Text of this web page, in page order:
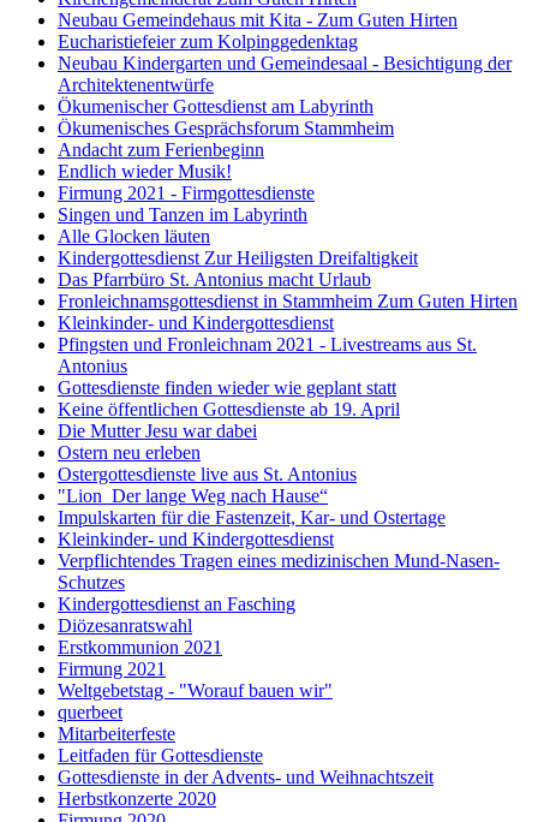
Neubau Gemeindehaus mit Kita - Zum Guten Hirten
Eucharistiefeier zum Kolpinggedenktag
Neubau Kindergarten und Gemeindesaal - Besichtigung der
Architektenentwürfe
Ökumenischer Gottesdienst am Labyrinth
Ökumenisches Gesprächsforum Stammheim
Andacht zum Ferienbeginn
Endlich wieder Musik!
Firmung 2021 - Firmgottesdienste
Singen und Tanzen im Labyrinth
Alle Glocken läuten
Kindergottesdienst Zur Heiligsten Dreifaltigkeit
Das Pfarrbüro St. Antonius macht Urlaub
Fronleichnamsgottesdienst in Stammheim Zum Guten Hirten
Kleinkinder- und Kindergottesdienst
Pfingsten und Fronleichnam 2021 - Livestreams aus St.
Antonius
Gottesdienste finden wieder wie geplant statt
Keine öffentlichen Gottesdienste ab 19. April
Die Mutter Jesu war dabei
Ostern neu erleben
Ostergottesdienste live aus St. Antonius
"Lion ­ Der lange Weg nach Hause“
Impulskarten für die Fastenzeit, Kar- und Ostertage
Kleinkinder- und Kindergottesdienst
Verpflichtendes Tragen eines medizinischen Mund-Nasen-
Schutzes
Kindergottesdienst an Fasching
Diözesanratswahl
Erstkommunion 2021
Firmung 2021
Weltgebetstag - "Worauf bauen wir"
querbeet
Mitarbeiterfeste
Leitfaden für Gottesdienste
Gottesdienste in der Advents- und Weihnachtszeit
Herbstkonzerte 2020